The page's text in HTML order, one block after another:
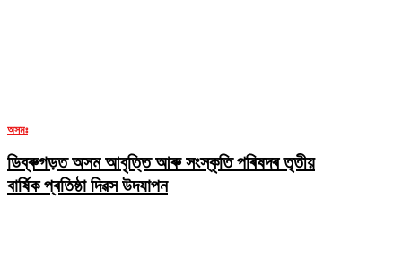
অসমঃ
ডিব্ৰুগড়ত অসম আবৃত্তি আৰু সংস্কৃতি পৰিষদৰ তৃতীয়
বাৰ্ষিক প্ৰতিষ্ঠা দিৱস উদযাপন